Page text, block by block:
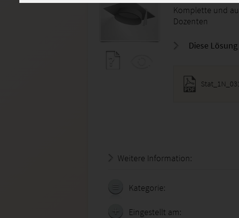
Komplette und
Dozenten
Diese
Weitere Information:
Kategorie:
Eingestellt am: